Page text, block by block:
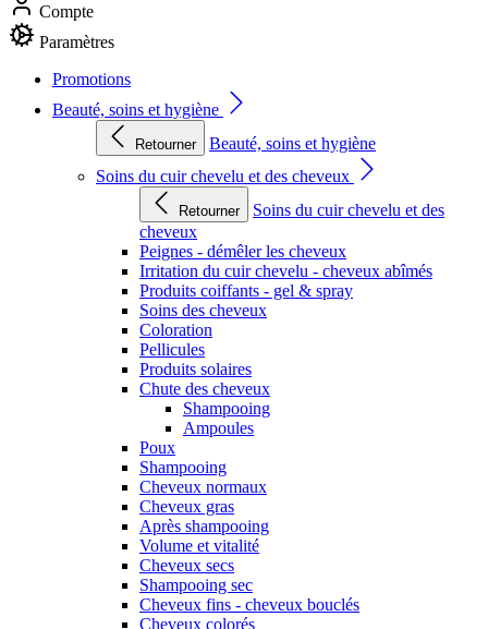
Compte
Paramètres
Promotions
Beauté, soins et hygiène
Retourner
Beauté, soins et hygiène
Soins du cuir chevelu et des cheveux
Retourner
Soins du cuir chevelu et des
cheveux
Peignes - démêler les cheveux
Irritation du cuir chevelu - cheveux abîmés
Produits coiffants - gel & spray
Soins des cheveux
Coloration
Pellicules
Produits solaires
Chute des cheveux
Shampooing
Ampoules
Poux
Shampooing
Cheveux normaux
Cheveux gras
Après shampooing
Volume et vitalité
Cheveux secs
Shampooing sec
Cheveux fins - cheveux bouclés
Cheveux colorés